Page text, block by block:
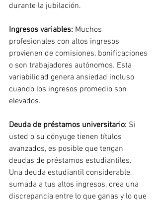
durante la jubilación.
Ingresos variables: Muchos
profesionales con altos ingresos
provienen de comisiones, bonificaciones
o son trabajadores autónomos. Esta
variabilidad genera ansiedad incluso
cuando los ingresos promedio son
elevados.
Deuda de préstamos universitario: Si
usted o su cónyuge tienen títulos
avanzados, es posible que tengan
deudas de préstamos estudiantiles.
Una deuda estudiantil considerable,
sumada a tus altos ingresos, crea una
discrepancia entre lo que ganas y lo que